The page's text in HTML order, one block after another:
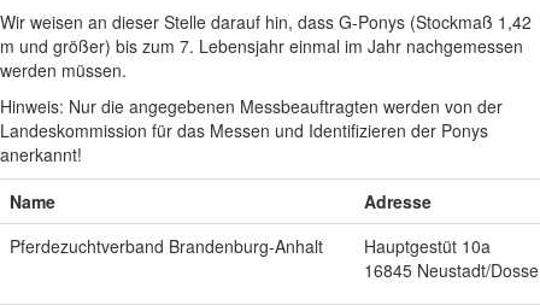
Wir weisen an dieser Stelle darauf hin, dass G-Ponys (Stockmaß 1,42
m und größer) bis zum 7. Lebensjahr einmal im Jahr nachgemessen
werden müssen.
Hinweis: Nur die angegebenen Messbeauftragten werden von der
Landeskommission für das Messen und Identifizieren der Ponys
anerkannt!
Name
Adresse
Pferdezuchtverband Brandenburg-Anhalt
Hauptgestüt 10a
16845 Neustadt/Dosse